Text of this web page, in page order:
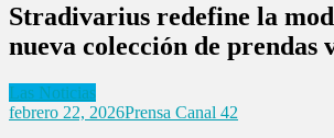
Stradivarius redefine la
nueva colección de prendas
Las Noticias
febrero 22, 2026Prensa Canal 42